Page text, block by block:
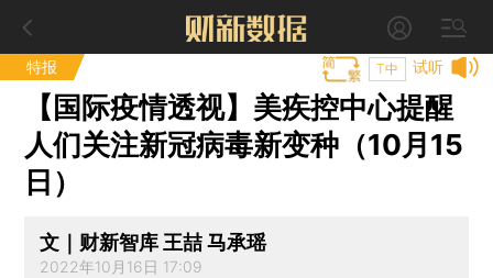
特报 试听
T中
【国际疫情透视】美疾控中心提醒
人们关注新冠病毒新变种（10月15
日）
文｜财新智库 王喆 马承瑶
2022年10月16日 17:09